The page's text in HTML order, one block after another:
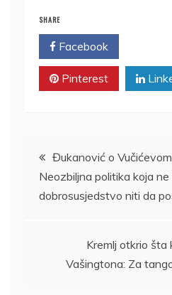
SHARE
Facebook
Pinterest
Kretanje
članka
Đukanović o
Neozbiljna politika koja
dobrosusjedstvo niti da
Kremlj otkrio šta
Vašingtona: Za